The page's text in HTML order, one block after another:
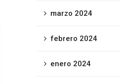
marzo 2024
febrero 2024
enero 2024